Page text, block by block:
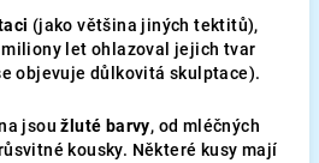
(jako většina jiných tektitů),
let ohlazoval jejich tvar
objevuje důlkovitá skulptace).
jsou žluté barvy, od mléčných
kousky. Některé kusy mají